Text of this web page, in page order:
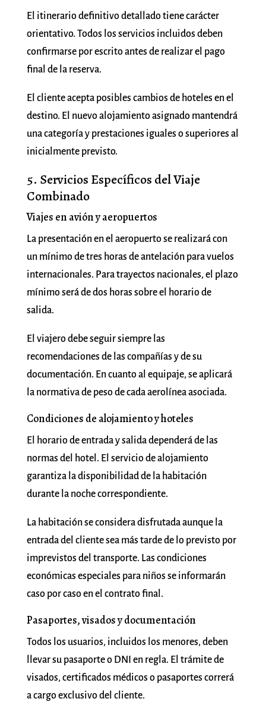
El itinerario definitivo detallado tiene carácter
orientativo. Todos los servicios incluidos deben
confirmarse por escrito antes de realizar el pago
final de la reserva.
El cliente acepta posibles cambios de hoteles en el
destino. El nuevo alojamiento asignado mantendrá
una categoría y prestaciones iguales o superiores al
inicialmente previsto.
5. Servicios Específicos del Viaje
Combinado
Viajes en avión y aeropuertos
La presentación en el aeropuerto se realizará con
un mínimo de tres horas de antelación para vuelos
internacionales. Para trayectos nacionales, el plazo
mínimo será de dos horas sobre el horario de
salida.
El viajero debe seguir siempre las
recomendaciones de las compañías y de su
documentación. En cuanto al equipaje, se aplicará
la normativa de peso de cada aerolínea asociada.
Condiciones de alojamiento y hoteles
El horario de entrada y salida dependerá de las
normas del hotel. El servicio de alojamiento
garantiza la disponibilidad de la habitación
durante la noche correspondiente.
La habitación se considera disfrutada aunque la
entrada del cliente sea más tarde de lo previsto por
imprevistos del transporte. Las condiciones
económicas especiales para niños se informarán
caso por caso en el contrato final.
Pasaportes, visados y documentación
Todos los usuarios, incluidos los menores, deben
llevar su pasaporte o DNI en regla. El trámite de
visados, certificados médicos o pasaportes correrá
a cargo exclusivo del cliente.